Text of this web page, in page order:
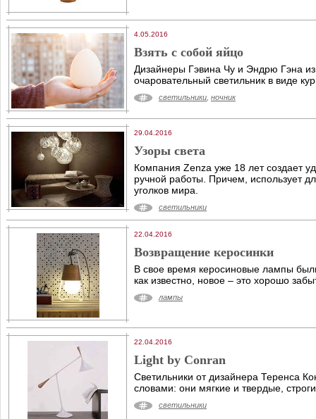
4.05.2016
Взять с собой яйцо
Дизайнеры Гэвина Чу и Эндрю Гэна
очаровательный светильник в виде
светильники ночник
29.04.2016
Узоры света
Компания Zenza уже 18 лет создает
ручной работы. Причем, использует
уголков мира.
светильники
22.04.2016
Возвращение керосинки
В свое время керосиновые лампы
как известно, новое – это хорошо
лампы
22.04.2016
Light by Conran
Светильники от дизайнера Теренса
словами: они мягкие и твердые,
светильники